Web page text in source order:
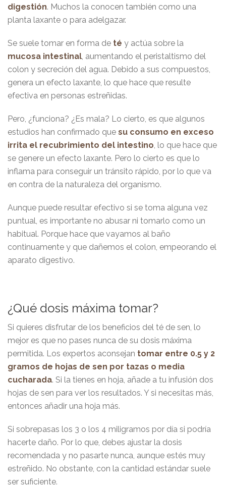
digestión. Muchos la conocen también como una
planta laxante o para adelgazar.
Se suele tomar en forma de té y actúa sobre la
mucosa intestinal, aumentando el peristaltismo del
colon y secreción del agua. Debido a sus compuestos,
genera un efecto laxante, lo que hace que resulte
efectiva en personas estreñidas.
Pero, ¿funciona? ¿Es mala? Lo cierto, es que algunos
estudios han confirmado que su consumo en exceso
irrita el recubrimiento del intestino, lo que hace que
se genere un efecto laxante. Pero lo cierto es que lo
inflama para conseguir un tránsito rápido, por lo que va
en contra de la naturaleza del organismo.
Aunque puede resultar efectivo si se toma alguna vez
puntual, es importante no abusar ni tomarlo como un
habitual. Porque hace que vayamos al baño
continuamente y que dañemos el colon, empeorando el
aparato digestivo.
¿Qué dosis máxima tomar?
Si quieres disfrutar de los beneficios del té de sen, lo
mejor es que no pases nunca de su dosis máxima
permitida. Los expertos aconsejan tomar entre 0.5 y 2
gramos de hojas de sen por tazas o media
cucharada. Si la tienes en hoja, añade a tu infusión dos
hojas de sen para ver los resultados. Y si necesitas más,
entonces añadir una hoja más.
Si sobrepasas los 3 o los 4 miligramos por día si podría
hacerte daño. Por lo que, debes ajustar la dosis
recomendada y no pasarte nunca, aunque estés muy
estreñido. No obstante, con la cantidad estándar suele
ser suficiente.